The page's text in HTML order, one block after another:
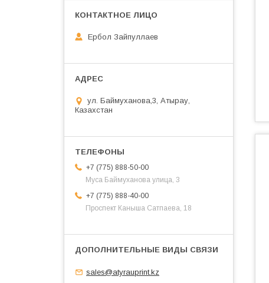
Ербол Зайпуллаев
ул. Баймуханова,3, Атырау,
Казахстан
+7 (775) 888-50-00
​Муса Баймуханова улица, 3
+7 (775) 888-40-00
​Проспект Каныша Сатпаева, 18
sales@atyrauprint.kz